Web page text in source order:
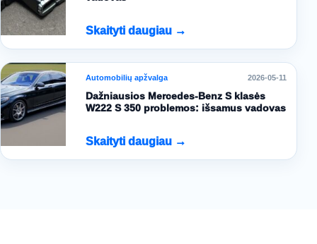
Skaityti daugiau →
Automobilių apžvalga 2026-05-11
Dažniausios Mercedes-Benz S klasės
W222 S 350 problemos: išsamus vadovas
Skaityti daugiau →